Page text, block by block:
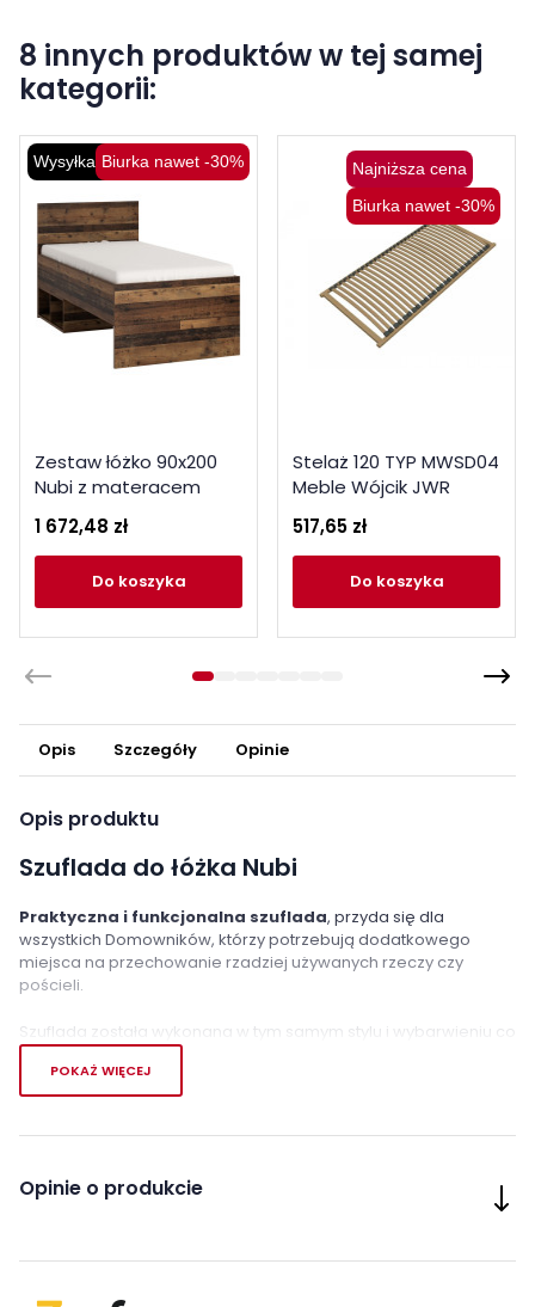
8 innych produktów w tej samej
kategorii:
Wysyłka 48HBiurka nawet -30%
Zestaw łóżko 90x200
Nubi z materacem
1 672,48 zł
do koszyka
Najniższa cena
Biurka nawet -30%
Stelaż 120 TYP MWSD04
Meble Wójcik JWR
517,65 zł
do koszyka
Opis Szczegóły Opinie
Opis produktu
Szuflada do łóżka Nubi
Praktyczna i funkcjonalna szuflada, przyda się dla
wszystkich Domowników, którzy potrzebują dodatkowego
miejsca na przechowanie rzadziej używanych rzeczy czy
pościeli.
Szuflada została wykonana w tym samym stylu i wybarwieniu co
seria Nubi dzięki czemu idealnie wkomponuje się do łóżka.
Szufladapasuje do dwóch typów łóżek z kolekcji Nubi
Cechy charakterystyczne
POKAŻ WIĘCEJ
Opinie o produkcie